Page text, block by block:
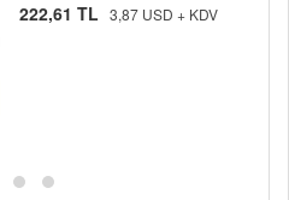
222,61 TL 3,87 USD + KDV